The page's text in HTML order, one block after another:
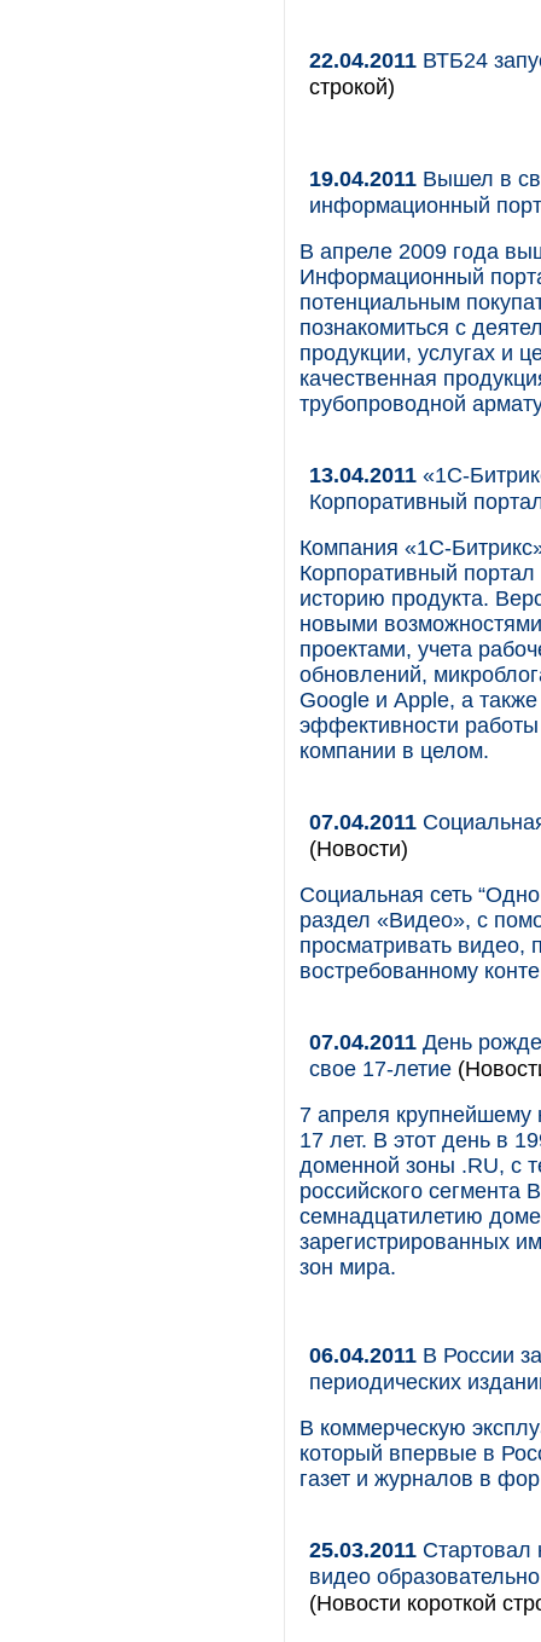
22.04.2011 ВТБ24
строкой)
19.04.2011 Вышел в
информационный
В апреле 2009 года
Информационный
потенциальным
познакомиться с
продукции, услугах и
качественная
трубопроводной
13.04.2011 «1С-
Корпоративный
Компания «1С-
Корпоративный
историю продукта.
новыми
проектами, учета
обновлений,
Google и Apple, а
эффективности работы
компании в целом.
07.04.2011
(Новости)
Социальная сеть
раздел «Видео», с
просматривать видео,
востребованному
07.04.2011 День
свое 17-летие
7 апреля крупнейшему
17 лет. В этот день в
доменной зоны .RU, с
российского сегмента
семнадцатилетию
зарегистрированных
зон мира.
06.04.2011 В России
периодических
В коммерческую
который впервые в
газет и журналов в
25.03.2011 Стартовал
видео
(Новости короткой